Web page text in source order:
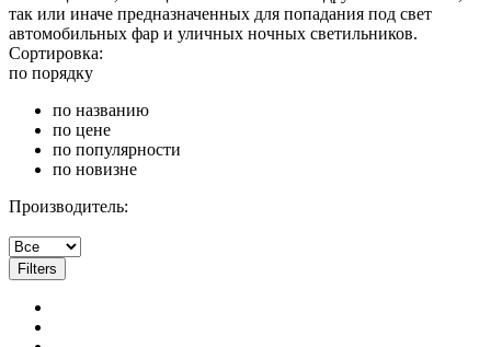
так или иначе предназначенных для попадания под свет
автомобильных фар и уличных ночных светильников.
Сортировка:
по порядку
по названию
по цене
по популярности
по новизне
Производитель:
Filters